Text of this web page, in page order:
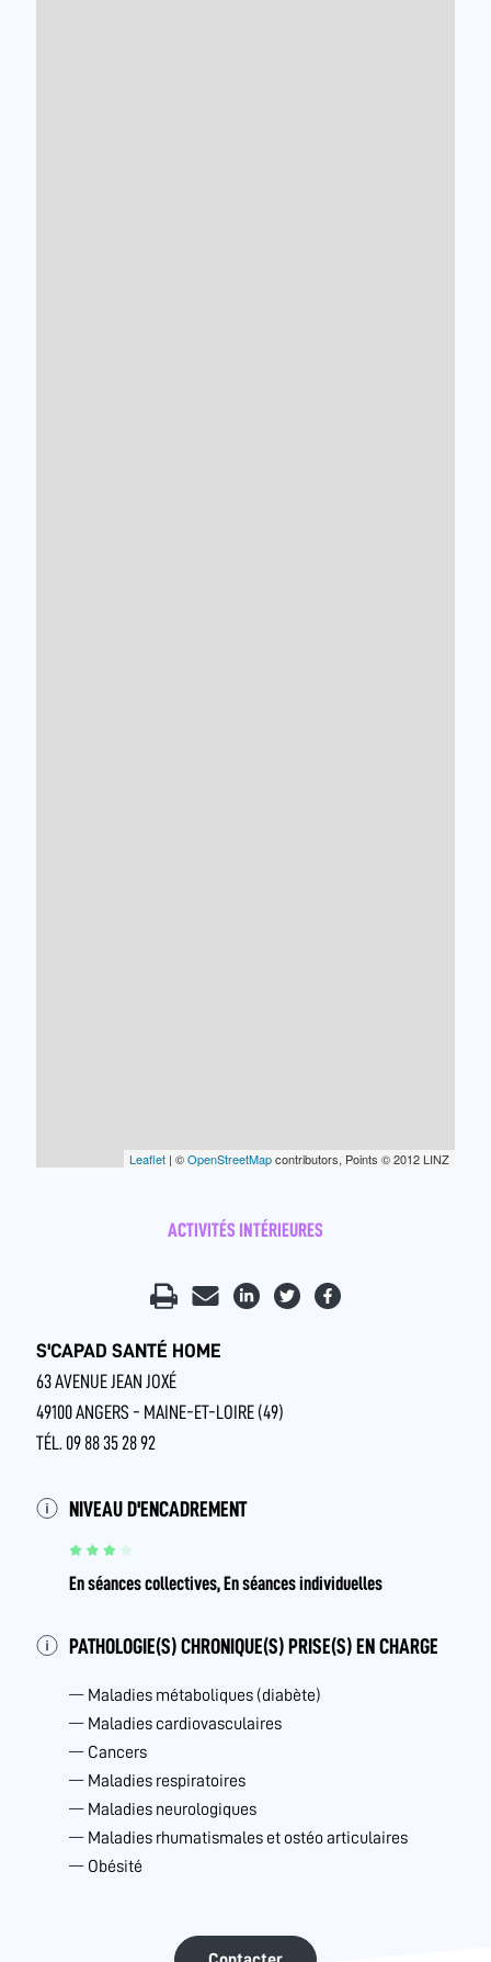
Leaflet | ©OpenStreetMapcontributors, Points © 2012 LINZ
ACTIVITÉS INTÉRIEURES
S'CAPAD SANTÉ HOME
63 AVENUE JEAN JOXÉ
49100 ANGERS - MAINE-ET-LOIRE (49)
TÉL. 09 88 35 28 92
NIVEAU D'ENCADREMENT
En séances collectives, En séances individuelles
PATHOLOGIE(S) CHRONIQUE(S) PRISE(S) EN CHARGE
Maladies métaboliques (diabète)
Maladies cardiovasculaires
Cancers
Maladies respiratoires
Maladies neurologiques
Maladies rhumatismales et ostéo articulaires
Obésité